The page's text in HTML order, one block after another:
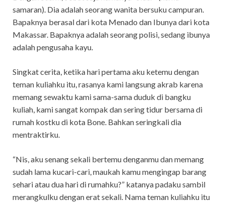
samaran). Dia adalah seorang wanita bersuku campuran.
Bapaknya berasal dari kota Menado dan Ibunya dari kota
Makassar. Bapaknya adalah seorang polisi, sedang ibunya
adalah pengusaha kayu.
Singkat cerita, ketika hari pertama aku ketemu dengan
teman kuliahku itu, rasanya kami langsung akrab karena
memang sewaktu kami sama-sama duduk di bangku
kuliah, kami sangat kompak dan sering tidur bersama di
rumah kostku di kota Bone. Bahkan seringkali dia
mentraktirku.
“Nis, aku senang sekali bertemu denganmu dan memang
sudah lama kucari-cari, maukah kamu mengingap barang
sehari atau dua hari di rumahku?” katanya padaku sambil
merangkulku dengan erat sekali. Nama teman kuliahku itu